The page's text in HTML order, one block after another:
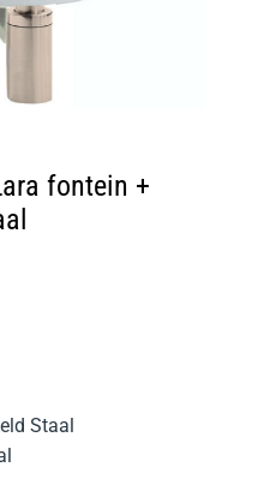
fontein +
Staal